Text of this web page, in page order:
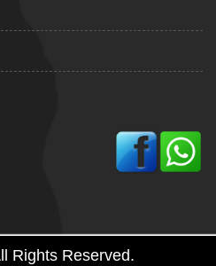
Rights Reserved.